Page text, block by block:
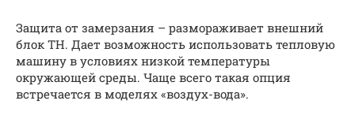
Защита от замерзания – размораживает внешний
блок ТН. Дает возможность использовать тепловую
машину в условиях низкой температуры
окружающей среды. Чаще всего такая опция
встречается в моделях «воздух-вода».